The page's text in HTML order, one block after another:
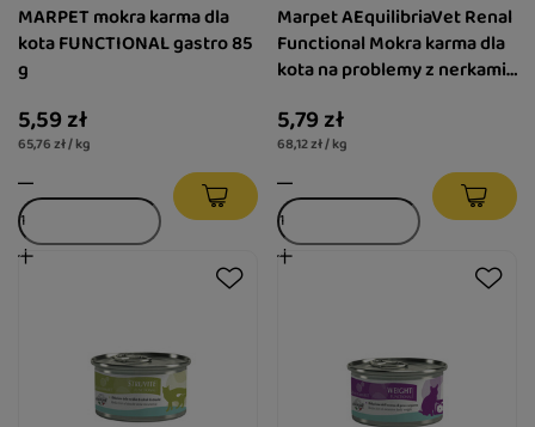
MARPET mokra karma dla
kota FUNCTIONAL gastro 85
g
5,59 zł
65,76 zł / kg
Marpet AEquilibriaVet Renal
Functional Mokra karma dla
kota na problemy z nerkami
5,79 zł
68,12 zł / kg